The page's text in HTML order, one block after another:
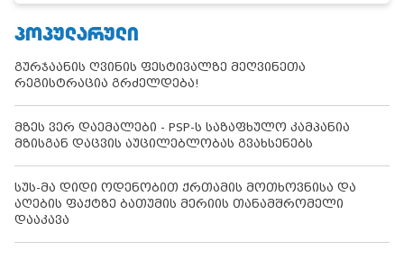
ᲞᲝᲞᲣᲚᲐᲠᲣᲚᲘ
გურჯაანის ღვინის ფესტივალზე მეღვინეთა
რეგისტრაცია გრძელდება!
მზეს ვერ დაემალები - PSP-ს საზაფხულო კამპანია
მზისგან დაცვის აუცილებლობას გვახსენებს
სუს-მა დიდი ოდენობით ქრთამის მოთხოვნისა და
აღების ფაქტზე ბათუმის მერიის თანამშრომელი
დააკავა